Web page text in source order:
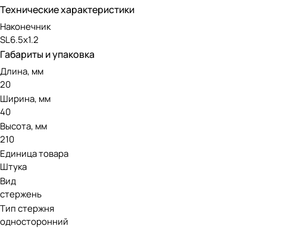
Технические характеристики
Наконечник
SL6.5x1.2
Габариты и упаковка
Длина, мм
20
Ширина, мм
40
Высота, мм
210
Единица товара
Штука
Вид
стержень
Тип стержня
односторонний